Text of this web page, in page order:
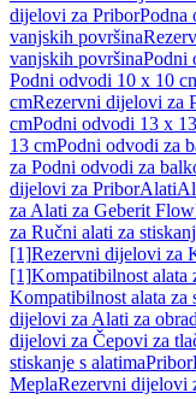
dijelovi za PriborPodna
vanjskih površina
vanjskih površinaPodni
Podni odvodi 10 x 10
cmRezervni dijelovi za
cmPodni odvodi 13 x
13 cmPodni odvodi za
za Podni odvodi za
dijelovi za PriborAlati
za Alati za Geberit
za Ručni alati za
[1]Rezervni dijelovi za
[1]Kompatibilnost alata
Kompatibilnost alata za
dijelovi za Alati za
dijelovi za Čepovi za
stiskanje s alatimaPribor
MeplaRezervni dijelovi